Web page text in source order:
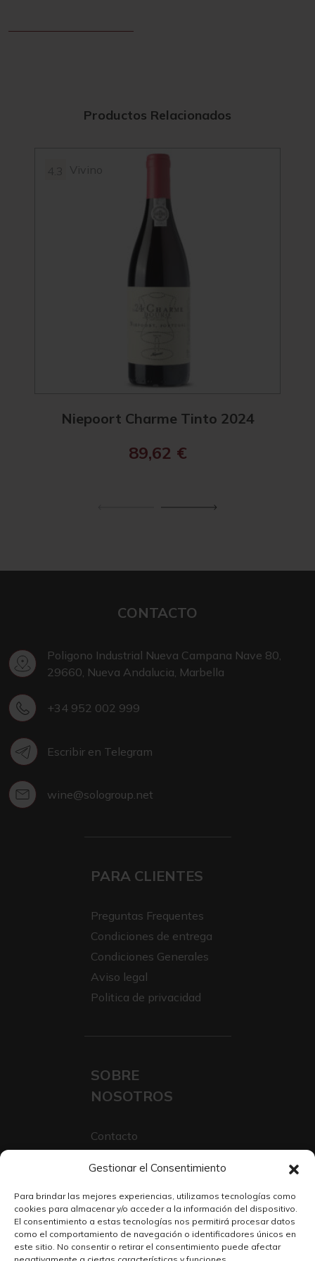
Gestionar el Consentimiento
Para brindar las mejores experiencias, utilizamos tecnologías como
cookies para almacenar y/o acceder a la información del dispositivo.
El consentimiento a estas tecnologías nos permitirá procesar datos
como el comportamiento de navegación o identificadores únicos en
este sitio. No consentir o retirar el consentimiento puede afectar
Productos Relacionados
Vivino
Niepoort Charme Tinto 2024
89,62 €
CONTACTO
Poligono Industrial Nueva Campana Nave 80,
29660, Nueva Andalucia, Marbella
+34 952 002 999
Escribir en Telegram
wine@sologroup.net
PARA CLIENTES
Preguntas Frequentes
Condiciones de entrega
Condiciones Generales
Aviso legal
Politica de privacidad
SOBRE
NOSOTROS
Contacto